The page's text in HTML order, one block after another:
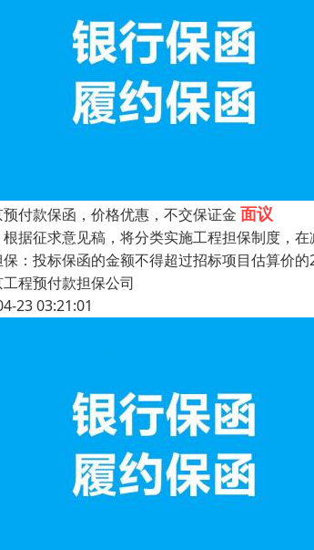
付款保函，价格优惠，不交保证金 面议
征求意见稿，将分类实施工程担保制度，
保：投标保函的金额不得超过招标项目估算
程预付款担保公司
23 03:21:01